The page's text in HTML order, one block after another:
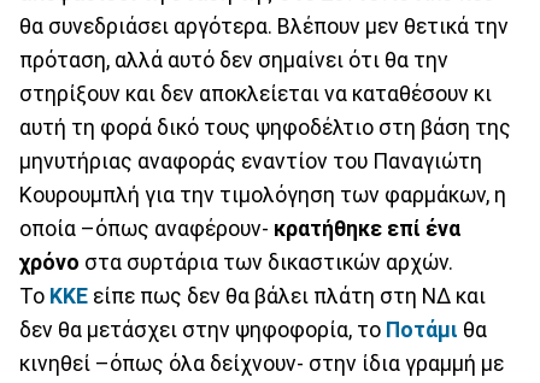
θα συνεδριάσει αργότερα. Βλέπουν μεν θετικά την
πρόταση, αλλά αυτό δεν σημαίνει ότι θα την
στηρίξουν και δεν αποκλείεται να καταθέσουν κι
αυτή τη φορά δικό τους ψηφοδέλτιο στη βάση της
μηνυτήριας αναφοράς εναντίον του Παναγιώτη
Κουρουμπλή για την τιμολόγηση των φαρμάκων, η
οποία –όπως αναφέρουν- κρατήθηκε επί ένα
χρόνο στα συρτάρια των δικαστικών αρχών.
Το ΚΚΕ είπε πως δεν θα βάλει πλάτη στη ΝΔ και
δεν θα μετάσχει στην ψηφοφορία, το Ποτάμι θα
κινηθεί –όπως όλα δείχνουν- στην ίδια γραμμή με